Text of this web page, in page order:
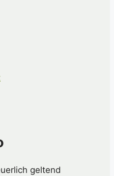
geltend